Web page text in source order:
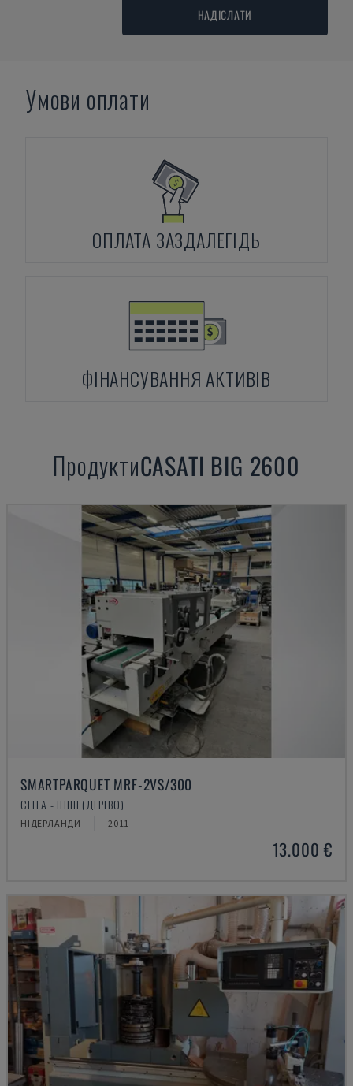
НАДІСЛАТИ
Умови оплати
ОПЛАТА ЗАЗДАЛЕГІДЬ
ФІНАНСУВАННЯ АКТИВІВ
ПродуктиCASATI BIG 2600
SMARTPARQUET MRF-2VS/300
CEFLA - ІНШІ (ДЕРЕВО)
НІДЕРЛАНДИ 2011
13.000 €